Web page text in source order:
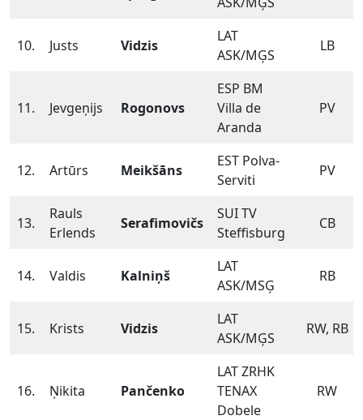
10. Justs Vidzis
LAT
ASK/MĢS
LB
11. Jevgeņijs Rogonovs
ESP BM
Villa de
Aranda
PV
12. Artūrs Meikšāns
EST Polva-
Serviti
PV
13.
Rauls
Erlends
Serafimovičs
SUI TV
Steffisburg
CB
14. Valdis Kalniņš
LAT
ASK/MSĢ
RB
15. Krists Vidzis
LAT
ASK/MĢS
RW, RB
16. Ņikita Pančenko
LAT ZRHK
TENAX
Dobele
RW